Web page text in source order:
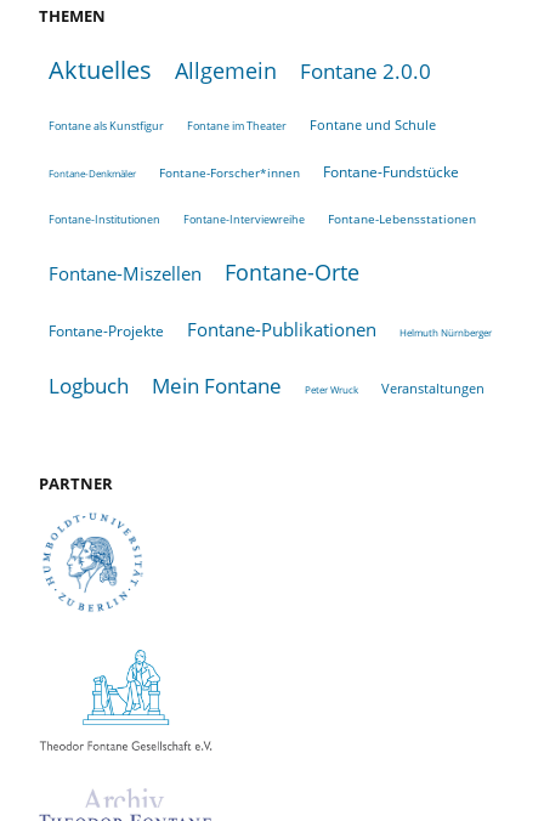
THEMEN
Aktuelles Allgemein Fontane 2.0.0
Fontane als Kunstfigur Fontane im Theater Fontane und Schule
Fontane-Denkmäler Fontane-Forscher*innen Fontane-Fundstücke
Fontane-Institutionen Fontane-Interviewreihe Fontane-Lebensstationen
Fontane-Miszellen Fontane-Orte
Fontane-Projekte Fontane-Publikationen Helmuth Nürnberger
Logbuch Mein Fontane Peter Wruck Veranstaltungen
PARTNER